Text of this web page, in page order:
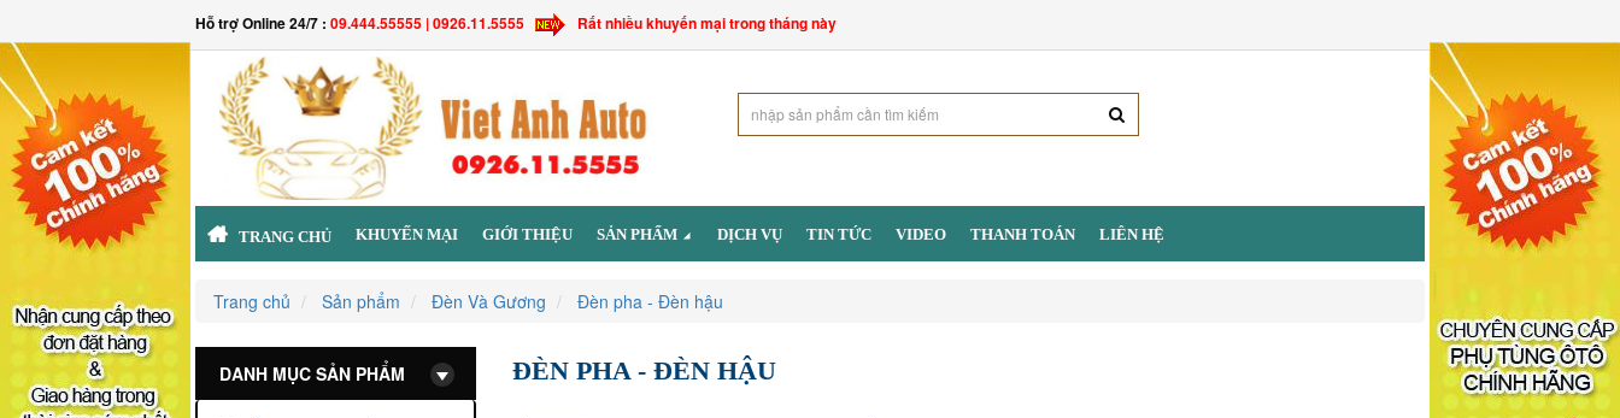
Hỗ trợ Online 24/7 : 09.444.55555 | 0926.11.5555 Rất nhiều khuyến mại trong tháng này
TRANG CHỦ KHUYẾN MẠI GIỚI THIỆU SẢN PHẨM DỊCH VỤ TIN TỨC VIDEO THANH TOÁN LIÊN HỆ
Trang chủ Sản phẩm Đèn Và Gương Đèn pha - Đèn hậu
DANH MỤC SẢN PHẨM ĐÈN PHA - ĐÈN HẬU